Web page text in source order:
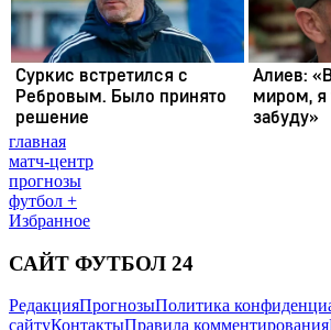
главная
матч-центр
прогнозы
футбол +
Избранное
САЙТ ФУТБОЛ 24
РедакцияПрогнозыПолитика
сайтуКонтактыПравила комментирования